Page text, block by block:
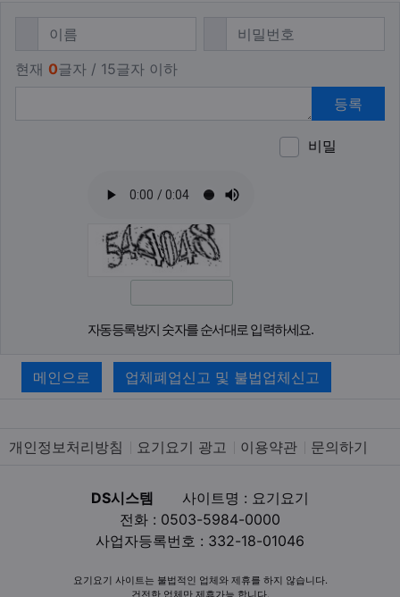
댓글쓰기
필수 비밀번호필수
현재 0글자 / 15글자 이하
등록
비밀
자동등록방지 숫자를 순서대로 입력하세요.
메인으로 업체폐업신고 및 불법업체신고
개인정보처리방침 요기요기 광고 이용약관 문의하기
DS시스템
사이트명 : 요기요기
전화 : 0503-5984-0000
사업자등록번호 : 332-18-01046
요기요기 사이트는 불법적인 업체와 제휴를 하지 않습니다.
건전한 업체만 제휴가능 합니다.